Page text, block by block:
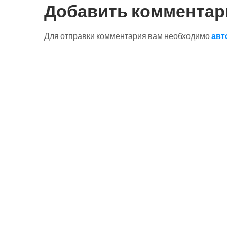
Добавить
Для отправки комментария вам необходимо